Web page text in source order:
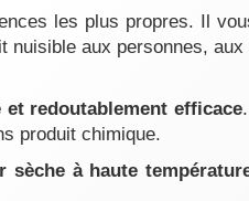
les plus propres. Il
nuisible aux personnes,
redoutablement efficace
produit chimique.
sèche à haute